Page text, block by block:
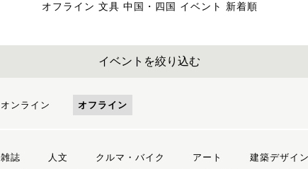
オフライン 文具 中国・四国 イベント 新着順
イベントを絞り込む
オンライン オフライン
雑誌 人文 クルマ・バイク アート 建築デザイン